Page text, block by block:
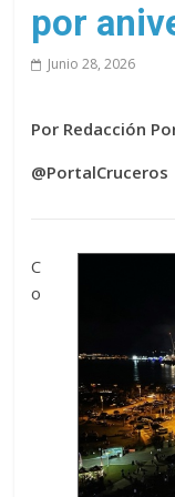
por
Junio 28, 2026
Por Redacción
@PortalCruceros
C
o